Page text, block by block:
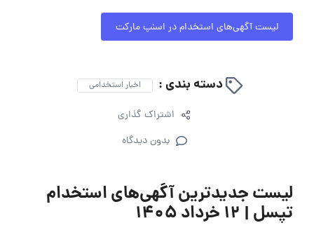
لیست آگهی‌های استخدام در اسنپ مارکت
دسته بندی : اخبار استخدامی
اشتراک گذاری
بدون دیدگاه
لیست جدیدترین آگهی‌های استخدام
تپسل | ۱۲ خرداد ۱۴۰۵